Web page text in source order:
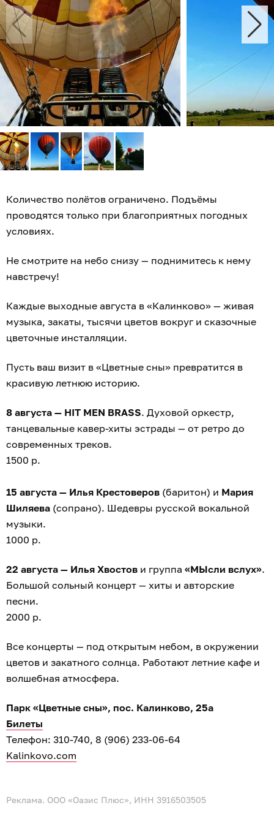
Количество полётов ограничено. Подъёмы
проводятся только при благоприятных погодных
условиях.
Не смотрите на небо снизу — поднимитесь к нему
навстречу!
Каждые выходные августа в «Калинково» — живая
музыка, закаты, тысячи цветов вокруг и сказочные
цветочные инсталляции.
Пусть ваш визит в «Цветные сны» превратится в
красивую летнюю историю.
8 августа — HIT MEN BRASS. Духовой оркестр,
танцевальные кавер-хиты эстрады — от ретро до
современных треков.
1500 р.
15 августа — Илья Крестоверов (баритон) и Мария
Шиляева (сопрано). Шедевры русской вокальной
музыки.
1000 р.
22 августа — Илья Хвостов и группа «МЫсли вслух».
Большой сольный концерт — хиты и авторские
песни.
2000 р.
Все концерты — под открытым небом, в окружении
цветов и закатного солнца. Работают летние кафе и
волшебная атмосфера.
Парк «Цветные сны», пос. Калинково, 25а
Билеты
Телефон: 310-740, 8 (906) 233-06-64
Kalinkovo.com
Реклама. ООО «Оазис Плюс», ИНН 3916503505